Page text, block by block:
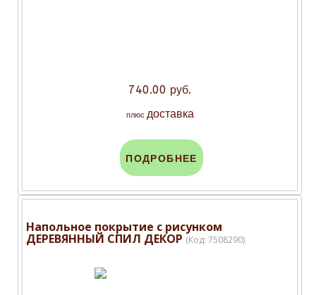
740.00 руб.
плюс доставка
ПОДРОБНЕЕ
Напольное покрытие с рисунком
ДЕРЕВЯННЫЙ СПИЛ ДЕКОР (Код: 7508290)